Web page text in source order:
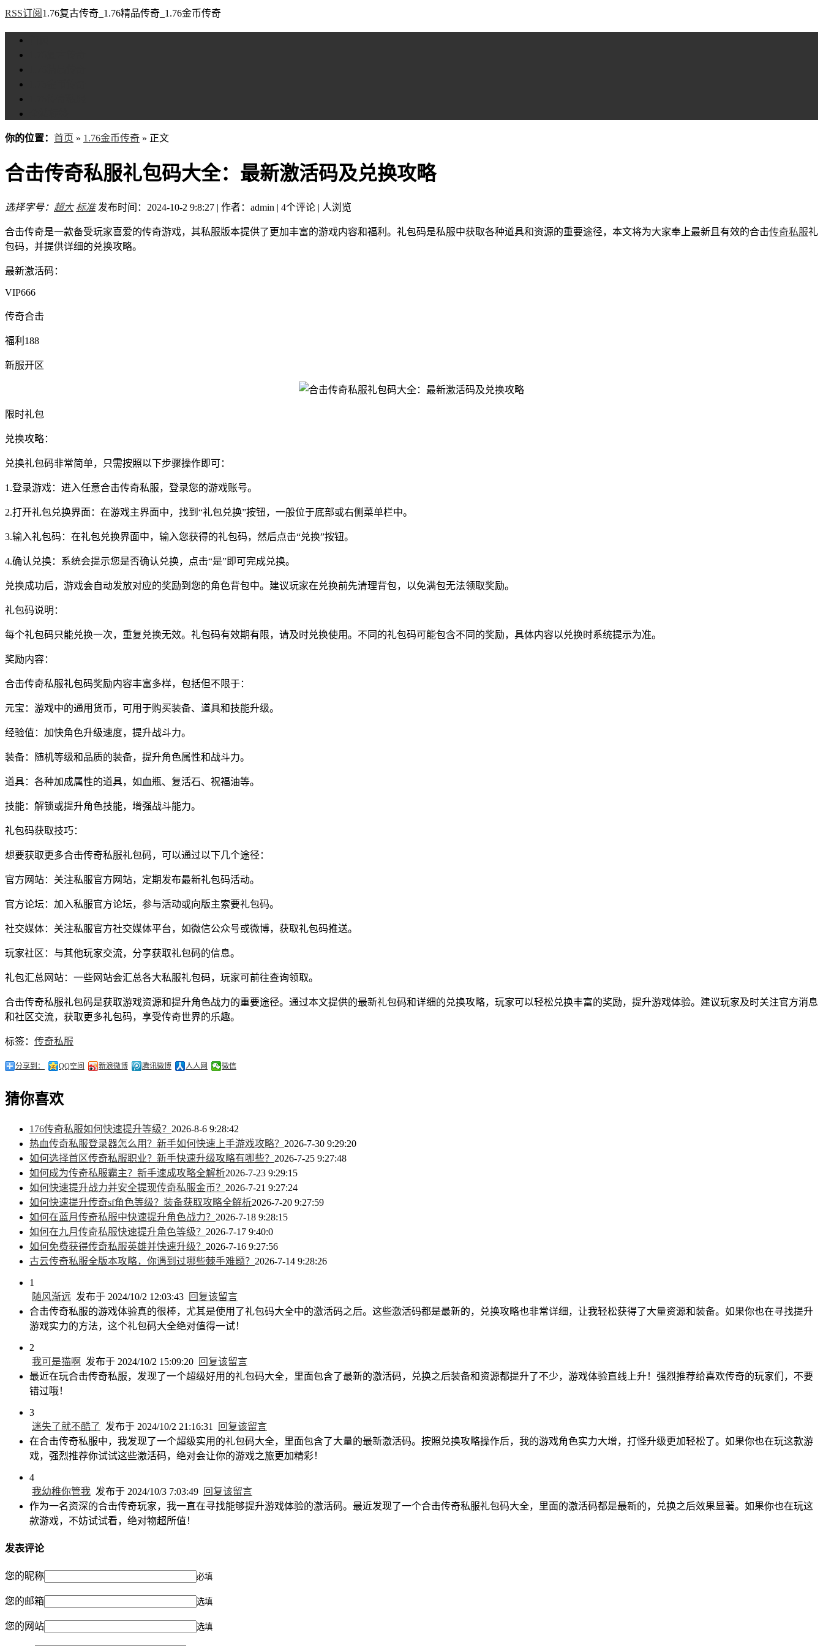
RSS订阅 1.76复古传奇_1.76精品传奇_1.76金币传奇
你的位置： 首页 » 1.76金币传奇 » 正文
合击传奇私服礼包码大全：最新激活码及兑换攻略
选择字号： 超大 标准 发布时间：2024-10-2 9:8:27 | 作者：admin | 4个评论 | 人浏览
合击传奇是一款备受玩家喜爱的传奇游戏，其私服版本提供了更加丰富的游戏内容和福利。礼包码是私服中获取各种道具和资源的重要途径，本文将为大家奉上最新且有效的合击传奇私服礼
包码，并提供详细的兑换攻略。
最新激活码：
VIP666
传奇合击
福利188
新服开区
限时礼包
兑换攻略：
兑换礼包码非常简单，只需按照以下步骤操作即可：
1.登录游戏：进入任意合击传奇私服，登录您的游戏账号。
2.打开礼包兑换界面：在游戏主界面中，找到“礼包兑换”按钮，一般位于底部或右侧菜单栏中。
3.输入礼包码：在礼包兑换界面中，输入您获得的礼包码，然后点击“兑换”按钮。
4.确认兑换：系统会提示您是否确认兑换，点击“是”即可完成兑换。
兑换成功后，游戏会自动发放对应的奖励到您的角色背包中。建议玩家在兑换前先清理背包，以免满包无法领取奖励。
礼包码说明：
每个礼包码只能兑换一次，重复兑换无效。礼包码有效期有限，请及时兑换使用。不同的礼包码可能包含不同的奖励，具体内容以兑换时系统提示为准。
奖励内容：
合击传奇私服礼包码奖励内容丰富多样，包括但不限于：
元宝：游戏中的通用货币，可用于购买装备、道具和技能升级。
经验值：加快角色升级速度，提升战斗力。
装备：随机等级和品质的装备，提升角色属性和战斗力。
道具：各种加成属性的道具，如血瓶、复活石、祝福油等。
技能：解锁或提升角色技能，增强战斗能力。
礼包码获取技巧：
想要获取更多合击传奇私服礼包码，可以通过以下几个途径：
官方网站：关注私服官方网站，定期发布最新礼包码活动。
官方论坛：加入私服官方论坛，参与活动或向版主索要礼包码。
社交媒体：关注私服官方社交媒体平台，如微信公众号或微博，获取礼包码推送。
玩家社区：与其他玩家交流，分享获取礼包码的信息。
礼包汇总网站：一些网站会汇总各大私服礼包码，玩家可前往查询领取。
合击传奇私服礼包码是获取游戏资源和提升角色战力的重要途径。通过本文提供的最新礼包码和详细的兑换攻略，玩家可以轻松兑换丰富的奖励，提升游戏体验。建议玩家及时关注官方消息
和社区交流，获取更多礼包码，享受传奇世界的乐趣。
标签： 传奇私服
分享到： QQ空间 新浪微博 腾讯微博 人人网 微信
猜你喜欢
176传奇私服如何快速提升等级？ 2026-8-6 9:28:42
热血传奇私服登录器怎么用？新手如何快速上手游戏攻略？ 2026-7-30 9:29:20
如何选择首区传奇私服职业？新手快速升级攻略有哪些？ 2026-7-25 9:27:48
如何成为传奇私服霸主？新手速成攻略全解析2026-7-23 9:29:15
如何快速提升战力并安全提现传奇私服金币？ 2026-7-21 9:27:24
如何快速提升传奇sf角色等级？装备获取攻略全解析2026-7-20 9:27:59
如何在蓝月传奇私服中快速提升角色战力？ 2026-7-18 9:28:15
如何在九月传奇私服快速提升角色等级？ 2026-7-17 9:40:0
如何免费获得传奇私服英雄并快速升级？ 2026-7-16 9:27:56
古云传奇私服全版本攻略，你遇到过哪些棘手难题？ 2026-7-14 9:28:26
1
随风渐远 发布于 2024/10/2 12:03:43
回复该留言
合击传奇私服的游戏体验真的很棒，尤其是使用了礼包码大全中的激活码之后。这些激活码都是最新的，兑换攻略也非常详细，让我轻松获得了大量资源和装备。如果你也在寻找提升
游戏实力的方法，这个礼包码大全绝对值得一试！
2
我可是猫啊
发布于 2024/10/2 15:09:20
回复该留言
最近在玩合击传奇私服，发现了一个超级好用的礼包码大全，里面包含了最新的激活码，兑换之后装备和资源都提升了不少，游戏体验直线上升！强烈推荐给喜欢传奇的玩家们，不要
错过哦！
3
迷失了就不酷了
发布于 2024/10/2 21:16:31
回复该留言
在合击传奇私服中，我发现了一个超级实用的礼包码大全，里面包含了大量的最新激活码。按照兑换攻略操作后，我的游戏角色实力大增，打怪升级更加轻松了。如果你也在玩这款游
戏，强烈推荐你试试这些激活码，绝对会让你的游戏之旅更加精彩！
4
我幼稚你管我 发布于 2024/10/3 7:03:49
回复该留言
作为一名资深的合击传奇玩家，我一直在寻找能够提升游戏体验的激活码。最近发现了一个合击传奇私服礼包码大全，里面的激活码都是最新的，兑换之后效果显著。如果你也在玩这
款游戏，不妨试试看，绝对物超所值！
发表评论
您的昵称 必填
您的邮箱 选填
您的网站 选填